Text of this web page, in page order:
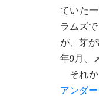
ていた
ラムズ
が、芽
年9月、
それか
アンダ